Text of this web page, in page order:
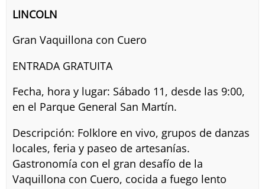
LINCOLN
Gran Vaquillona con Cuero
ENTRADA GRATUITA
Fecha, hora y lugar: Sábado 11, desde las 9:00,
en el Parque General San Martín.
Descripción: Folklore en vivo, grupos de danzas
locales, feria y paseo de artesanías.
Gastronomía con el gran desafío de la
Vaquillona con Cuero, cocida a fuego lento